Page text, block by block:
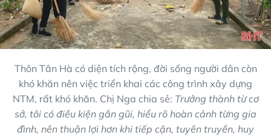
Thôn Tân Hà có diện tích rộng, đời sống người dân còn
khó khăn nên việc triển khai các công trình xây dựng
NTM, rất khó khăn. Chị Nga chia sẻ: Trưởng thành từ cơ
sở, tôi có điều kiện gần gũi, hiểu rõ hoàn cảnh từng gia
đình, nên thuận lợi hơn khi tiếp cận, tuyên truyền, huy